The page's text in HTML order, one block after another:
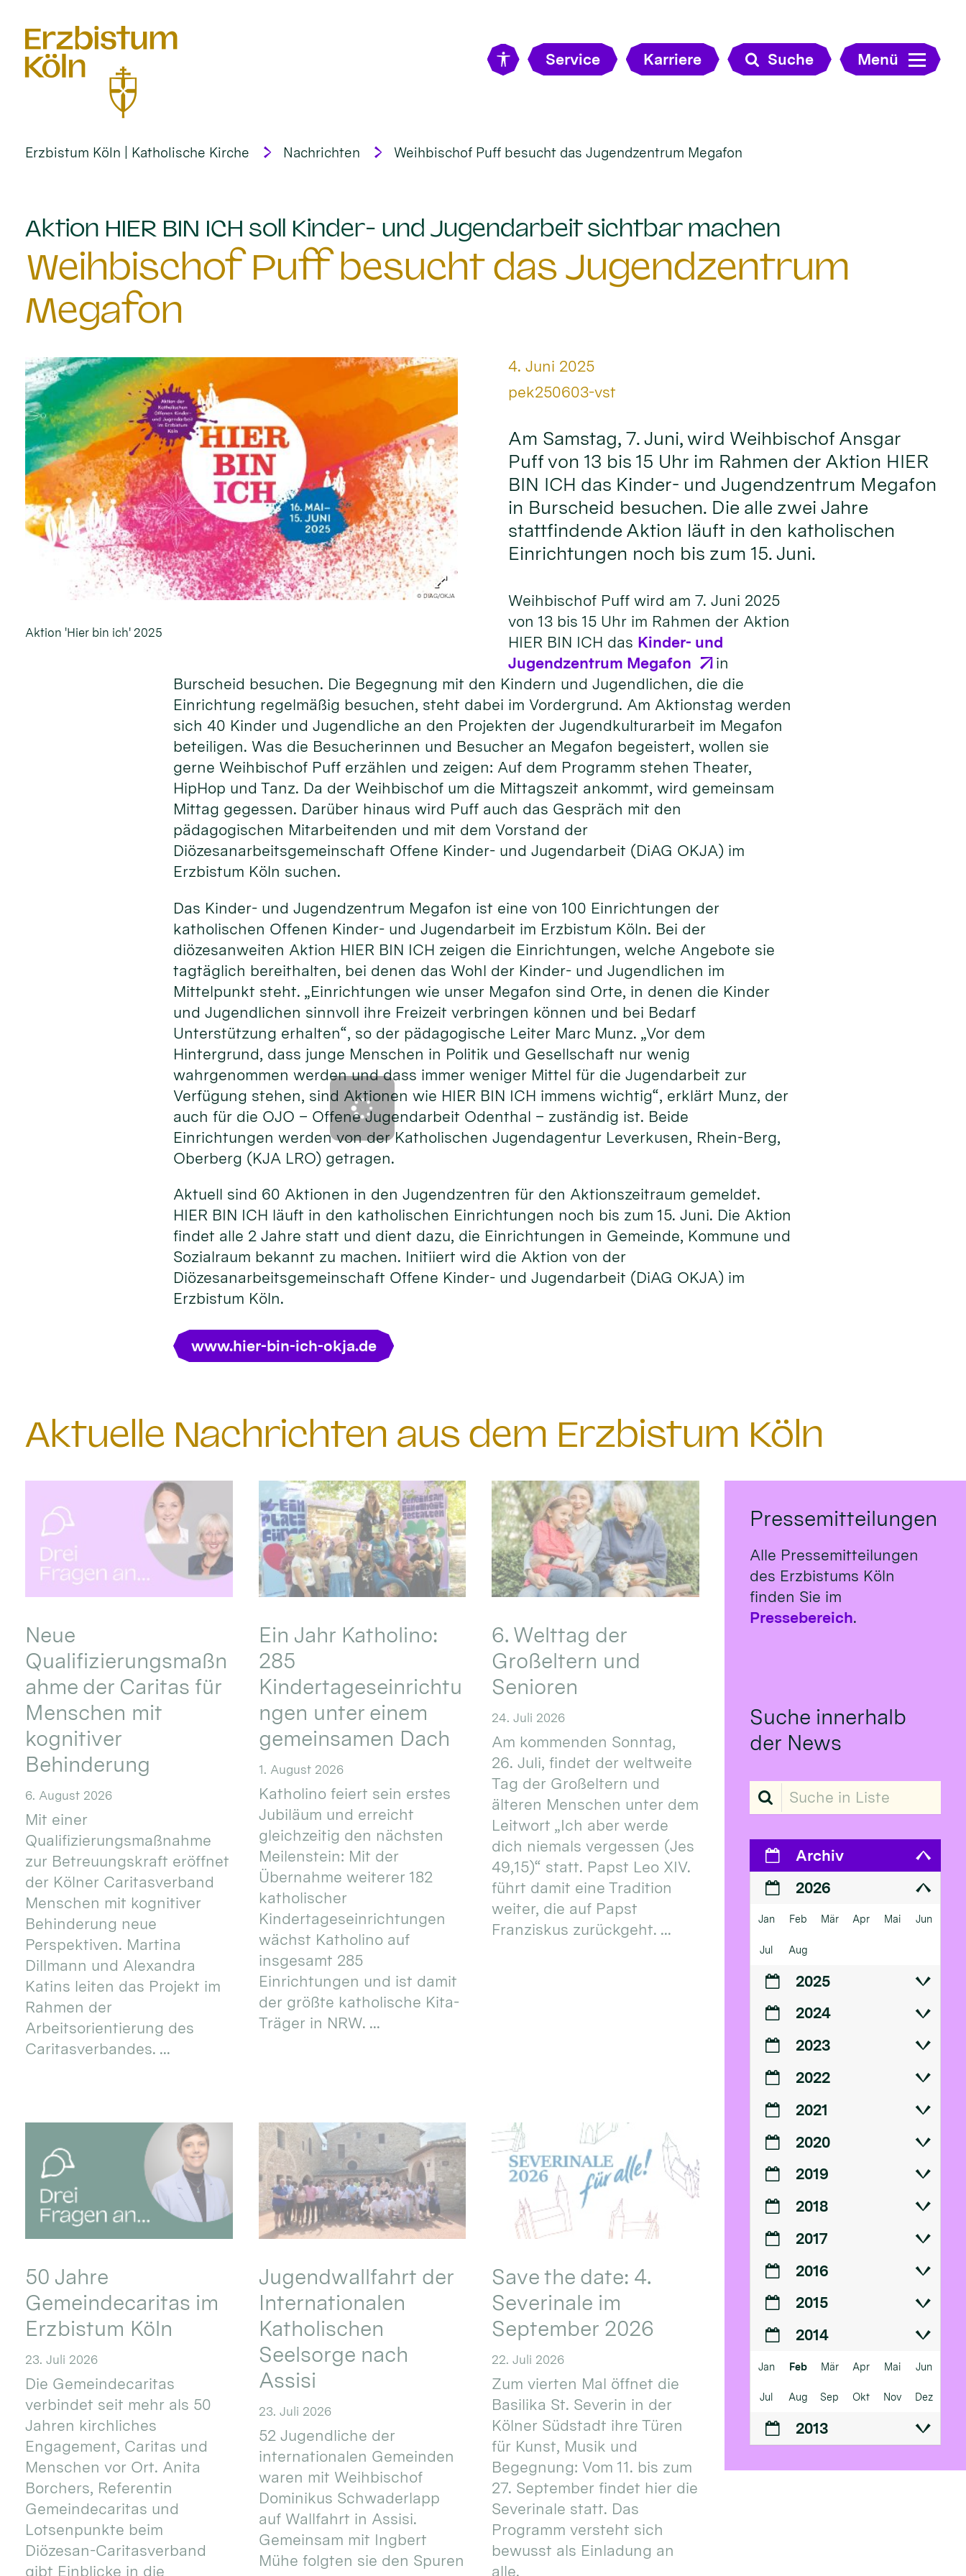
Service Karriere Suche Menü
Erzbistum Köln | Katholische Kirche Nachrichten Weihbischof Puff besucht das Jugendzentrum Megafon
Aktion HIER BIN ICH soll Kinder- und Jugendarbeit sichtbar machen
Weihbischof Puff besucht das Jugendzentrum
Megafon
© DIAG/OKJA
Aktion 'Hier bin ich' 2025
Datum:
4. Juni 2025
Von:
pek250603-vst
Am Samstag, 7. Juni, wird Weihbischof Ansgar
Puff von 13 bis 15 Uhr im Rahmen der Aktion HIER
BIN ICH das Kinder- und Jugendzentrum Megafon
in Burscheid besuchen. Die alle zwei Jahre
stattfindende Aktion läuft in den katholischen
Einrichtungen noch bis zum 15. Juni.
Weihbischof Puff wird am 7. Juni 2025
von 13 bis 15 Uhr im Rahmen der Aktion
HIER BIN ICH das Kinder- und
Jugendzentrum Megafon
in
Burscheid besuchen. Die Begegnung mit den Kindern und Jugendlichen, die die
Einrichtung regelmäßig besuchen, steht dabei im Vordergrund. Am Aktionstag werden
sich 40 Kinder und Jugendliche an den Projekten der Jugendkulturarbeit im Megafon
beteiligen. Was die Besucherinnen und Besucher an Megafon begeistert, wollen sie
gerne Weihbischof Puff erzählen und zeigen: Auf dem Programm stehen Theater,
HipHop und Tanz. Da der Weihbischof um die Mittagszeit ankommt, wird gemeinsam
Mittag gegessen. Darüber hinaus wird Puff auch das Gespräch mit den
pädagogischen Mitarbeitenden und mit dem Vorstand der
Diözesanarbeitsgemeinschaft Offene Kinder- und Jugendarbeit (DiAG OKJA) im
Erzbistum Köln suchen.
Das Kinder- und Jugendzentrum Megafon ist eine von 100 Einrichtungen der
katholischen Offenen Kinder- und Jugendarbeit im Erzbistum Köln. Bei der
diözesanweiten Aktion HIER BIN ICH zeigen die Einrichtungen, welche Angebote sie
tagtäglich bereithalten, bei denen das Wohl der Kinder- und Jugendlichen im
Mittelpunkt steht. „Einrichtungen wie unser Megafon sind Orte, in denen die Kinder
und Jugendlichen sinnvoll ihre Freizeit verbringen können und bei Bedarf
Unterstützung erhalten“, so der pädagogische Leiter Marc Munz. „Vor dem
Hintergrund, dass junge Menschen in Politik und Gesellschaft nur wenig
wahrgenommen werden und dass immer weniger Mittel für die Jugendarbeit zur
Verfügung stehen, sind Aktionen wie HIER BIN ICH immens wichtig“, erklärt Munz, der
auch für die OJO – Offene Jugendarbeit Odenthal – zuständig ist. Beide
Einrichtungen werden von der Katholischen Jugendagentur Leverkusen, Rhein-Berg,
Oberberg (KJA LRO) getragen.
Aktuell sind 60 Aktionen in den Jugendzentren für den Aktionszeitraum gemeldet.
HIER BIN ICH läuft in den katholischen Einrichtungen noch bis zum 15. Juni. Die Aktion
findet alle 2 Jahre statt und dient dazu, die Einrichtungen in Gemeinde, Kommune und
Sozialraum bekannt zu machen. Initiiert wird die Aktion von der
Diözesanarbeitsgemeinschaft Offene Kinder- und Jugendarbeit (DiAG OKJA) im
Erzbistum Köln.
www.hier-bin-ich-okja.de
Aktuelle Nachrichten aus dem Erzbistum Köln
Neue
Qualifizierungsmaßn
ahme der Caritas für
Menschen mit
kognitiver
Behinderung
6. August 2026
Mit einer
Qualifizierungsmaßnahme
zur Betreuungskraft eröffnet
der Kölner Caritasverband
Menschen mit kognitiver
Behinderung neue
Perspektiven. Martina
Dillmann und Alexandra
Katins leiten das Projekt im
Rahmen der
Arbeitsorientierung des
Caritasverbandes. ...
Ein Jahr Katholino:
285
Kindertageseinrichtu
ngen unter einem
gemeinsamen Dach
1. August 2026
Katholino feiert sein erstes
Jubiläum und erreicht
gleichzeitig den nächsten
Meilenstein: Mit der
Übernahme weiterer 182
katholischer
Kindertageseinrichtungen
wächst Katholino auf
insgesamt 285
Einrichtungen und ist damit
der größte katholische Kita-
Träger in NRW. ...
6. Welttag der
Großeltern und
Senioren
24. Juli 2026
Am kommenden Sonntag,
26. Juli, findet der weltweite
Tag der Großeltern und
älteren Menschen unter dem
Leitwort „Ich aber werde
dich niemals vergessen (Jes
49,15)“ statt. Papst Leo XIV.
führt damit eine Tradition
weiter, die auf Papst
Franziskus zurückgeht. ...
50 Jahre
Gemeindecaritas im
Erzbistum Köln
23. Juli 2026
Die Gemeindecaritas
verbindet seit mehr als 50
Jahren kirchliches
Engagement, Caritas und
Menschen vor Ort. Anita
Borchers, Referentin
Gemeindecaritas und
Lotsenpunkte beim
Diözesan-Caritasverband
gibt Einblicke in die
Jugendwallfahrt der
Internationalen
Katholischen
Seelsorge nach
Assisi
23. Juli 2026
52 Jugendliche der
internationalen Gemeinden
waren mit Weihbischof
Dominikus Schwaderlapp
auf Wallfahrt in Assisi.
Gemeinsam mit Ingbert
Mühe folgten sie den Spuren
Save the date: 4.
Severinale im
September 2026
22. Juli 2026
Zum vierten Mal öffnet die
Basilika St. Severin in der
Kölner Südstadt ihre Türen
für Kunst, Musik und
Begegnung: Vom 11. bis zum
27. September findet hier die
Severinale statt. Das
Programm versteht sich
bewusst als Einladung an
alle.
Pressemitteilungen
Alle Pressemitteilungen
des Erzbistums Köln
finden Sie im
Pressebereich.
Suche innerhalb
der News
Suche in Liste
Archiv
2026
Jan Feb Mär Apr Mai Jun
Jul Aug
2025
2024
2023
2022
2021
2020
2019
2018
2017
2016
2015
2014
Jan Feb Mär Apr Mai Jun
Jul Aug Sep Okt Nov Dez
2013